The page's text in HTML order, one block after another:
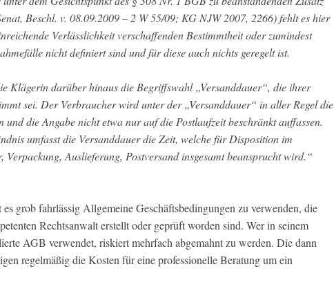
Beschl. v. 08.09.2009 – 2 W 55/09; KG NJW 2007, 2266) fehlt es hier
Verlässlichkeit verschaffenden Bestimmtheit oder zumindest
nicht definiert sind und für diese auch nichts geregelt ist.
Klägerin darüber hinaus die Begriffswahl „Versanddauer“, die ihrer
sei. Der Verbraucher wird unter der „Versanddauer“ in aller Regel die
und die Angabe nicht etwa nur auf die Postlaufzeit beschränkt auffassen.
umfasst die Versanddauer die Zeit, welche für Disposition im
Verpackung, Auslieferung, Postversand insgesamt beansprucht wird.“
grob fahrlässig Allgemeine Geschäftsbedingungen zu verwenden, die
Rechtsanwalt erstellt oder geprüft worden sind. Wer in seinem
AGB verwendet, riskiert mehrfach abgemahnt zu werden. Die dann
regelmäßig die Kosten für eine professionelle Beratung um ein